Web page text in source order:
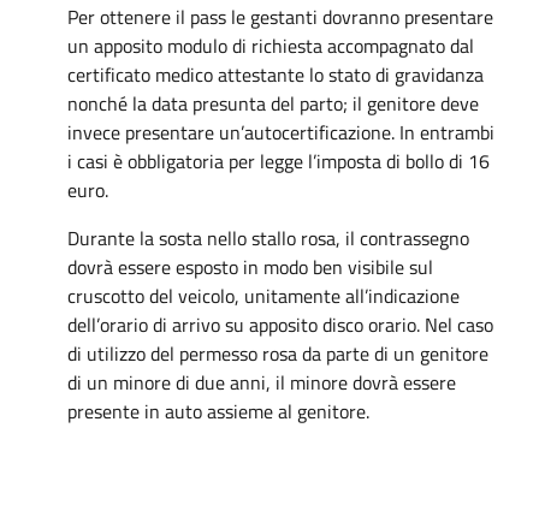
Per ottenere il pass le gestanti dovranno presentare
un apposito modulo di richiesta accompagnato dal
certificato medico attestante lo stato di gravidanza
nonché la data presunta del parto; il genitore deve
invece presentare un’autocertificazione. In entrambi
i casi è obbligatoria per legge l’imposta di bollo di 16
euro.
Durante la sosta nello stallo rosa, il contrassegno
dovrà essere esposto in modo ben visibile sul
cruscotto del veicolo, unitamente all’indicazione
dell’orario di arrivo su apposito disco orario. Nel caso
di utilizzo del permesso rosa da parte di un genitore
di un minore di due anni, il minore dovrà essere
presente in auto assieme al genitore.